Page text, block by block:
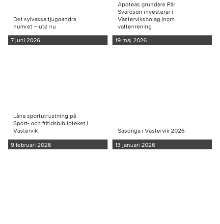
Det sylvassa tjugoandra
numret – ute nu
7 juni 2026
Apoteas grundare Pär
Svärdson investerar i
Västerviksbolag inom
vattenrening
19 maj 2026
Låna sportutrustning på
Sport- och fritidsbiblioteket i
Västervik
9 februari 2026
Säsonga i Västervik 2026
13 januari 2026